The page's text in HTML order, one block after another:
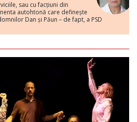
sau cu facțiuni din
autohtonă care definește
Dan și Păun – de fapt, a PSD